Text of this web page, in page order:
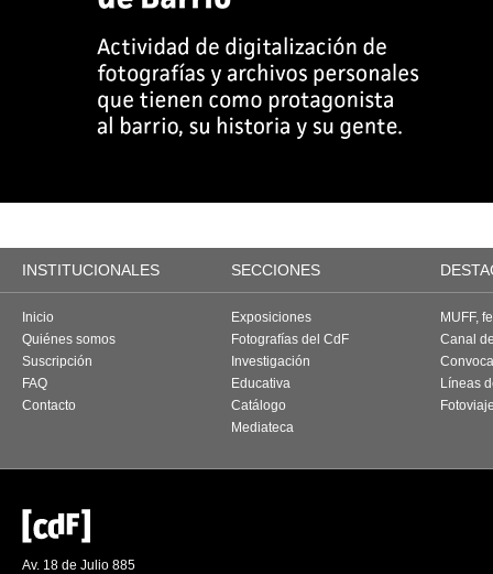
INSTITUCIONALES SECCIONES
Inicio
Quiénes somos
Suscripción
FAQ
Contacto
Exposiciones
Fotografías del CdF
Investigación
Educativa
Catálogo
Mediateca
MUFF,
Canal
Líneas
Av. 18 de Julio 885